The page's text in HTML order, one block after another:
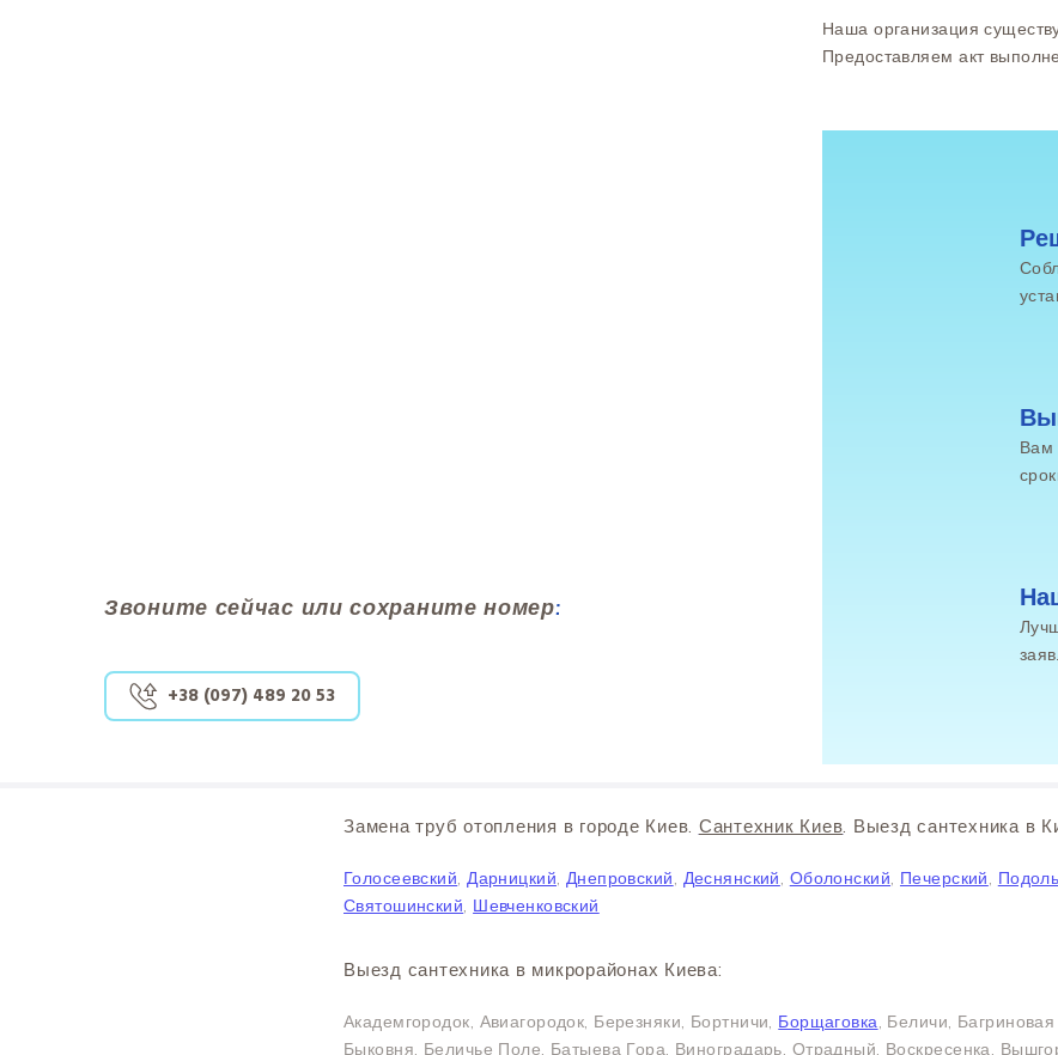
Наша организация
Предоставляем акт
Звоните сейчас или сохраните номер:
+38 (097) 489 20 53
Вам
Замена труб отопления в городе Киев. Сантехник Киев. Выезд сантехника в
Голосеевский,Дарницкий, Днепровский, Деснянский, Оболонский, Печерский,
Святошинский, Шевченковский
Выезд сантехника в микрорайонах Киева:
Академгородок, Авиагородок, Березняки, Бортничи, Борщаговка, Беличи,
Быковня, Беличье Поле, Батыева Гора, Виноградарь, Отрадный, Воскресенка,